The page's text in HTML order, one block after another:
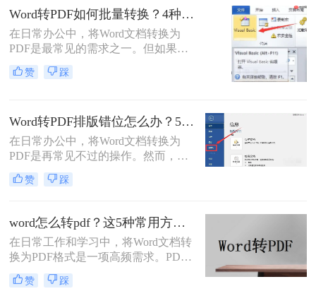
档编辑工具，我们经常需要将其编辑
好的文档转换为PDF。
Word转PDF如何批量转换？4种高效方法详解！
在日常办公中，将Word文档转换为
PDF是最常见的需求之一。但如果你
手头有几十个甚至上百个Word文件需
要逐一转换，手动操作无疑会消耗大
高效方法，涵盖办公软件自带功能、
专业转换工具、在线服务以及编程脚
本。每个方法都包含完整操作步骤、
实际需求选择最合适的方案。
赞 踩
Word转PDF排版错位怎么办？5种有效方法彻底解决排版错位问题！
在日常办公中，将Word文档转换为
PDF是再常见不过的操作。然而，很
多用户都遇到过这样的困扰：明明在
Word里排版整齐的文档，转成PDF后
偏、页码丢失等问题。尤其是在提交
重要报告、学术论文或投标文件时，
排版错位不仅影响美观，更可能让专
业形象大打折扣。那么word转pdf排版
错位怎么办？本文结合多年办公实战
经验，整理出5种经过验证的有效方
赞 踩
word怎么转pdf？这5种常用方法了解一下！
在日常工作和学习中，将Word文档转
换为PDF格式是一项高频需求。PDF
格式以其格式固定、兼容性强的特
点，成为文件共享和打印的首选。那
赞 踩